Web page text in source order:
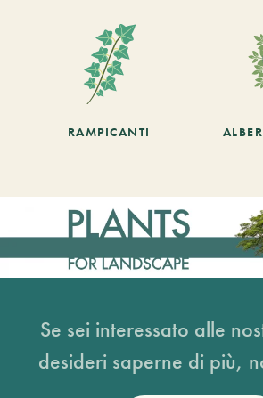
RAMPICANTI
Se sei interessato alle
desideri saperne di più,